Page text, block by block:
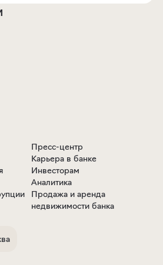
с 15 сентября 2025
2025 года включительно
с 01 ноября 2024
к расчетному счету
с 01 ноября
474.1 Кб
Пресс-центр
Карьера в банке
Инвесторам
Аналитика
Продажа и аренда
недвижимости банка